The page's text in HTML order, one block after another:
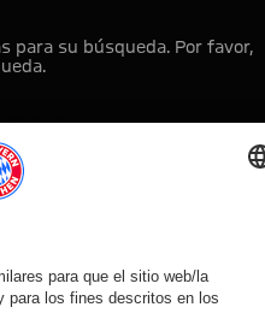
para su búsqueda. Por favor,
principal